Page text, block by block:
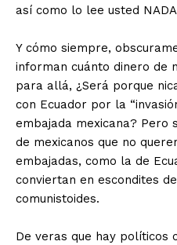
así como lo lee usted
Y cómo siempre,
informan cuánto dinero de
para allá, ¿Será porque
con Ecuador por la
embajada mexicana? Pero
de mexicanos que no
embajadas, como la de
conviertan en escondites
comunistoides.
De veras que hay políticos